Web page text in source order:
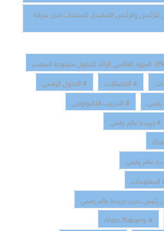
للرئيس والرئيس التنفيذي للمنتجات لدى شركة
# الاتصالات
# التحول الرقمي
# التدريب التكنولوجي
# جريدة عالم رقمي
عالم رقمي
المعلومات
تحرير جريدة عالم رقمي
# Alam Rakamy